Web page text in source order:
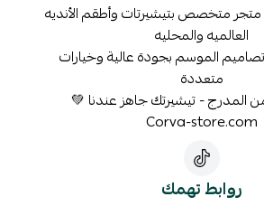
متجر متخصص بتيشيرتات وأطقم الأنديه
العالميه والمحليه
الموسم بجودة عالية وخيارات
متعددة
من المدرج - تيشيرتك جاهز عندنا 💚
Corva-store.com
روابط تهمك